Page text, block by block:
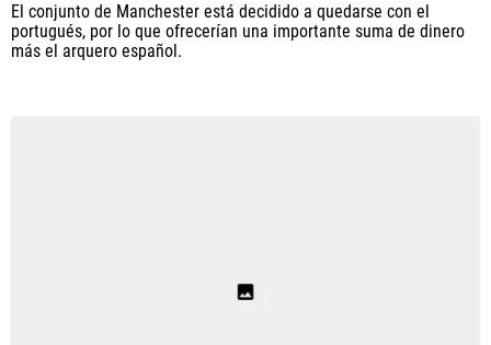
El conjunto de Manchester está decidido a quedarse con el
portugués, por lo que ofrecerían una importante suma de dinero
más el arquero español.